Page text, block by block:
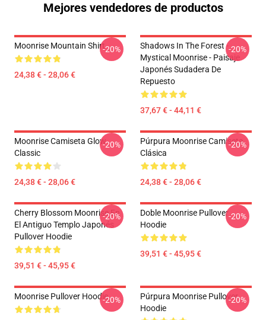
Mejores vendedores de productos
Moonrise Mountain Shirt
24,38 € - 28,06 €
-20%
Shadows In The Forest -
Mystical Moonrise - Paisaje
Japonés Sudadera De
Repuesto
37,67 € - 44,11 €
-20%
Moonrise Camiseta Glow
Classic
24,38 € - 28,06 €
-20%
Púrpura Moonrise Camiseta
Clásica
24,38 € - 28,06 €
-20%
Cherry Blossom Moonrise En
El Antiguo Templo Japonés
Pullover Hoodie
39,51 € - 45,95 €
-20%
Doble Moonrise Pullover
Hoodie
39,51 € - 45,95 €
-20%
Moonrise Pullover Hoodie-20%
Púrpura Moonrise Pullover
Hoodie
-20%